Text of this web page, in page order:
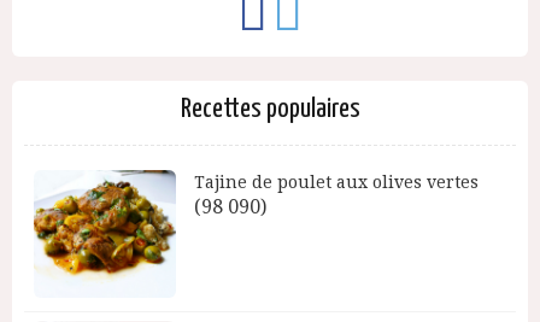
Recettes populaires
Tajine de poulet aux olives vertes
(98 090)